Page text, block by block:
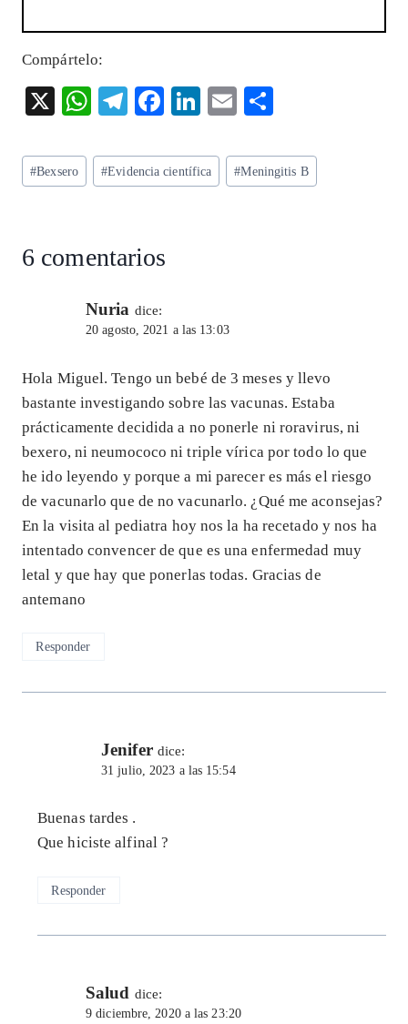
Compártelo:
X
W
ts
A
p
T
eg
ra
F
eb
o
Li
ke
dI
E
ai
l
re
Etiquetas
de
#Bexsero #Evidencia científica #Meningitis B
6 comentarios
Nuria dice:
20 agosto, 2021 a las 13:03
Hola Miguel. Tengo un bebé de 3 meses y llevo
bastante investigando sobre las vacunas. Estaba
prácticamente decidida a no ponerle ni roravirus, ni
bexero, ni neumococo ni triple vírica por todo lo que
he ido leyendo y porque a mi parecer es más el riesgo
de vacunarlo que de no vacunarlo. ¿Qué me aconsejas?
En la visita al pediatra hoy nos la ha recetado y nos ha
intentado convencer de que es una enfermedad muy
letal y que hay que ponerlas todas. Gracias de
antemano
Responder
Jenifer dice:
31 julio, 2023 a las 15:54
Buenas tardes .
Que hiciste alfinal ?
Responder
Salud dice:
9 diciembre, 2020 a las 23:20